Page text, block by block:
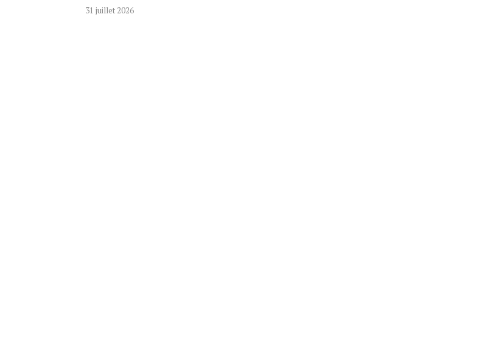
31 juillet 2026